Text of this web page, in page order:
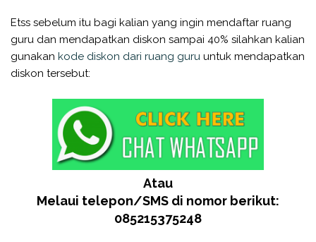
Etss sebelum itu bagi kalian yang ingin mendaftar ruang
guru dan mendapatkan diskon sampai 40% silahkan kalian
gunakan kode diskon dari ruang guru untuk mendapatkan
diskon tersebut:
Atau
Melaui telepon/SMS di nomor berikut:
085215375248